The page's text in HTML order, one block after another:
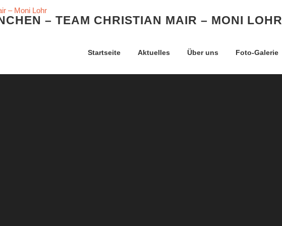
– TEAM CHRISTIAN MAIR – MONI LOHR
Startseite Aktuelles Über uns Foto-Galerie